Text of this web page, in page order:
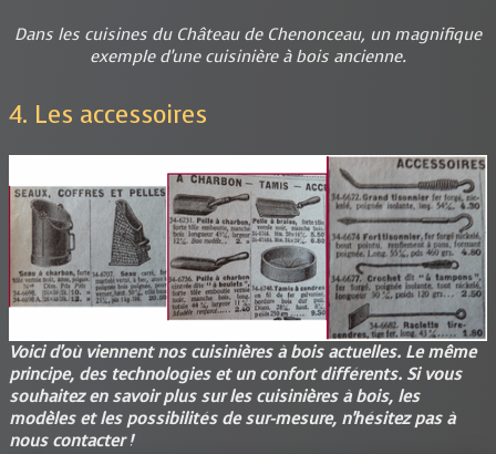
Dans les cuisines du Château de Chenonceau, un magnifique
exemple d'une cuisinière à bois ancienne.
4. Les accessoires
Voici d'où viennent nos cuisinières à bois actuelles. Le même
principe, des technologies et un confort différents. Si vous
souhaitez en savoir plus sur les cuisinières à bois, les
modèles et les possibilités de sur-mesure, n'hésitez pas à
nous contacter !